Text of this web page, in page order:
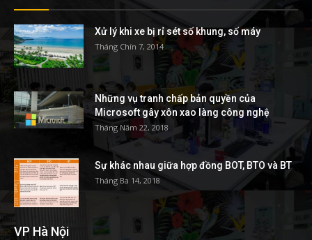
Xử lý khi xe bị rỉ sét số khung, số máy
Tháng Chín 7, 2014
Những vụ tranh chấp bản quyền của
Microsoft gây xôn xao làng công nghệ
Tháng Năm 22, 2018
Sự khác nhau giữa hợp đồng BOT, BTO và BT
Tháng Ba 14, 2018
VP Hà Nội